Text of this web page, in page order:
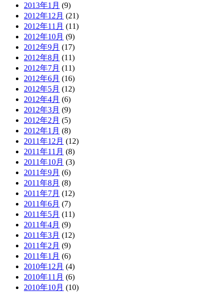
2013年1月 (9)
2012年12月 (21)
2012年11月 (11)
2012年10月 (9)
2012年9月 (17)
2012年8月 (11)
2012年7月 (11)
2012年6月 (16)
2012年5月 (12)
2012年4月 (6)
2012年3月 (9)
2012年2月 (5)
2012年1月 (8)
2011年12月 (12)
2011年11月 (8)
2011年10月 (3)
2011年9月 (6)
2011年8月 (8)
2011年7月 (12)
2011年6月 (7)
2011年5月 (11)
2011年4月 (9)
2011年3月 (12)
2011年2月 (9)
2011年1月 (6)
2010年12月 (4)
2010年11月 (6)
2010年10月 (10)